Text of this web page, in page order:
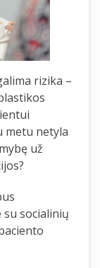
rizika –
metu netyla
už
socialinių